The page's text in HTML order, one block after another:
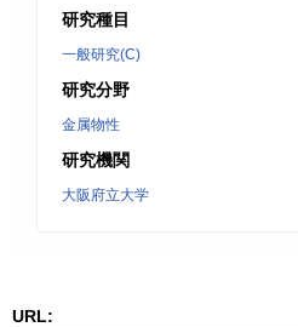
研究種目
一般研究(C)
研究分野
金属物性
研究機関
大阪府立大学
URL: